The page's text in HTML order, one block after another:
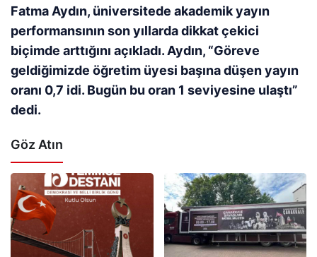
Fatma Aydın, üniversitede akademik yayın
performansının son yıllarda dikkat çekici
biçimde arttığını açıkladı. Aydın, “Göreve
geldiğimizde öğretim üyesi başına düşen yayın
oranı 0,7 idi. Bugün bu oran 1 seviyesine ulaştı”
dedi.
Göz Atın